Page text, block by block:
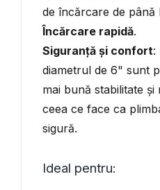
de încărcare de până
Încărcare rapidă.
Siguranță și confort:
diametrul de 6" sunt
mai bună stabilitate și
ceea ce face ca
sigură.
Ideal pentru: